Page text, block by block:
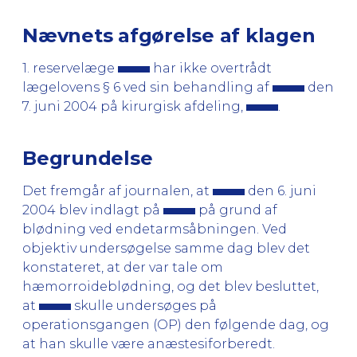
Nævnets afgørelse af klagen
1. reservelæge
har ikke overtrådt
lægelovens § 6 ved sin behandling af
den
7. juni 2004 på kirurgisk afdeling,
Begrundelse
Det fremgår af journalen, at
den 6. juni
2004 blev indlagt på
på grund af
blødning ved endetarmsåbningen. Ved
objektiv undersøgelse samme dag blev det
konstateret, at der var tale om
hæmorroideblødning, og det blev besluttet,
at
skulle undersøges på
operationsgangen (OP) den følgende dag, og
at han skulle være anæstesiforberedt.